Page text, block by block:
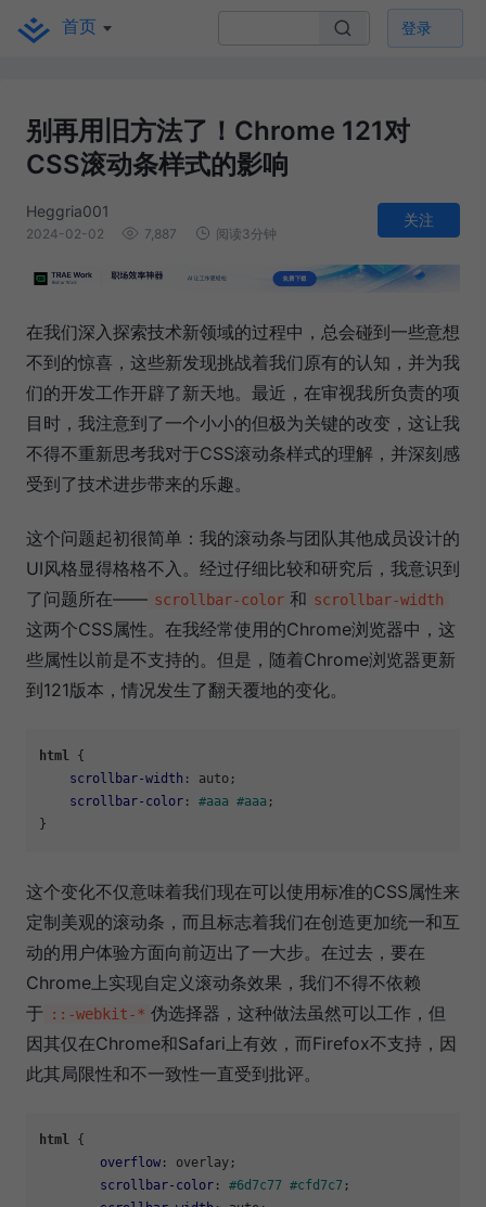
首页 登录
别再用旧方法了！Chrome 121对
CSS滚动条样式的影响
Heggria001
2024-02-02 7,887 阅读3分钟
关注
在我们深入探索技术新领域的过程中，总会碰到一些意想
不到的惊喜，这些新发现挑战着我们原有的认知，并为我
们的开发工作开辟了新天地。最近，在审视我所负责的项
目时，我注意到了一个小小的但极为关键的改变，这让我
不得不重新思考我对于CSS滚动条样式的理解，并深刻感
受到了技术进步带来的乐趣。
这个问题起初很简单：我的滚动条与团队其他成员设计的
UI风格显得格格不入。经过仔细比较和研究后，我意识到
了问题所在—— scrollbar-color 和 scrollbar-width
这两个CSS属性。在我经常使用的Chrome浏览器中，这
些属性以前是不支持的。但是，随着Chrome浏览器更新
到121版本，情况发生了翻天覆地的变化。
html {
scrollbar-width : auto;
scrollbar-color : #aaa #aaa ;
这个变化不仅意味着我们现在可以使用标准的CSS属性来
定制美观的滚动条，而且标志着我们在创造更加统一和互
动的用户体验方面向前迈出了一大步。在过去，要在
Chrome上实现自定义滚动条效果，我们不得不依赖
于
::-webkit-* 伪选择器，这种做法虽然可以工作，但
因其仅在Chrome和Safari上有效，而Firefox不支持，因
此其局限性和不一致性一直受到批评。
html {
overflow : overlay;
scrollbar-color : #6d7c77 #cfd7c7 ;